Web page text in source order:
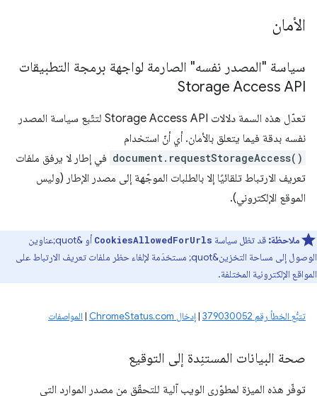
الأمان
سياسة "المصدر نفسه" الصارمة لواجهة برمجة التطبيقات
Storage Access API
تعدّل هذه السمة دلالات Storage Access API لتتّبع سياسة المصدر
نفسه بدقة فيما يتعلق بالأمان. أي أنّ استخدام
document.requestStorageAccess() في إطار لا يرفق ملفات
تعريف الارتباط تلقائيًا إلا بالطلبات الموجّهة إلى مصدر الإطار (وليس
الموقع الإلكتروني).
ملاحظة: قد تظل سياسة CookiesAllowedForUrls
أو &quot;عناوين
الوصول إلى مساحة التخزين&quot; مستخدَمة لإلغاء حظر ملفات تعريف الارتباط على
المواقع الإلكترونية المختلفة.
تتبُّع الخطأ رقم 379030052 |إدخال ChromeStatus.com |المواصفات
صحة البيانات المستنِدة إلى التوقيع
توفّر هذه الميزة لمطوّري الويب آلية للتحقّق من مصدر الموارد التي